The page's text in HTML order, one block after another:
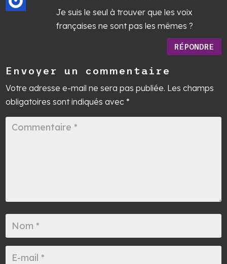
Je suis le seul à trouver que les voix
françaises ne sont pas les mêmes ?
RÉPONDRE
Envoyer un commentaire
Votre adresse e-mail ne sera pas publiée. Les champs
obligatoires sont indiqués avec *